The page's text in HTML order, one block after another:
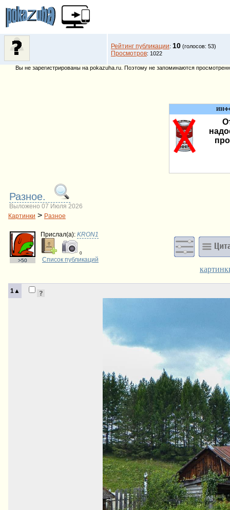
Рейтинг публикации: 10 (голосов: 53)
Просмотров: 1022
Вы не зарегистрированы на pokazuha.ru. Поэтому не запоминаются
Разное.
Выложено 07 Июля 2026
Картинки > Разное
>50
Прислал(a): KRON1
0
Список публикаций
1▲